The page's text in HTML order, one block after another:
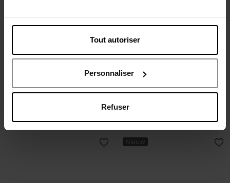
Tout autoriser
Personnaliser
Refuser
RECETTE MERVEILLEUSE
PUR LUXE L'Oléo-Sérum
Nieuw